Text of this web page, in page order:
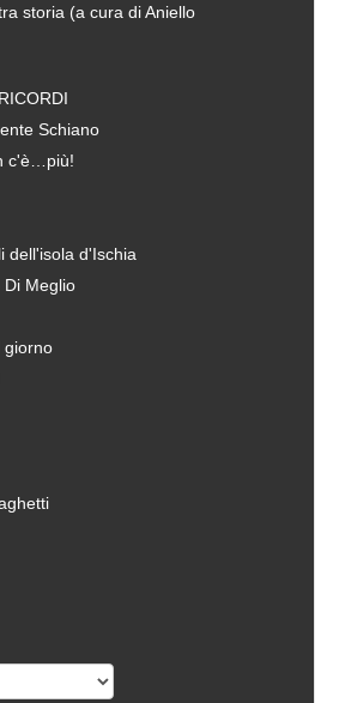
storia (a cura di Aniello
Schiano
c'è…più!
dell'isola d'Ischia
Di Meglio
giorno